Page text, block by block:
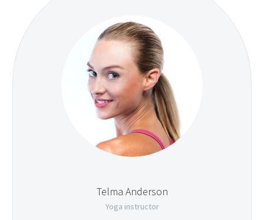
Telma Anderson
Yoga instructor